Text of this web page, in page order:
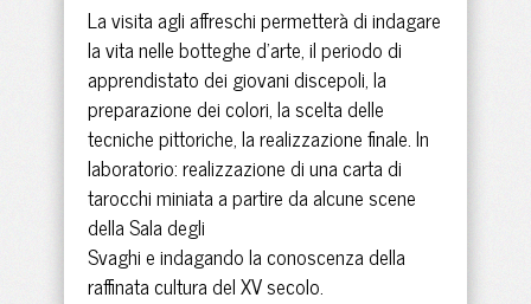
La visita agli affreschi permetterà di indagare
la vita nelle botteghe d’arte, il periodo di
apprendistato dei giovani discepoli, la
preparazione dei colori, la scelta delle
tecniche pittoriche, la realizzazione finale. In
laboratorio: realizzazione di una carta di
tarocchi miniata a partire da alcune scene
della Sala degli
Svaghi e indagando la conoscenza della
raffinata cultura del XV secolo.